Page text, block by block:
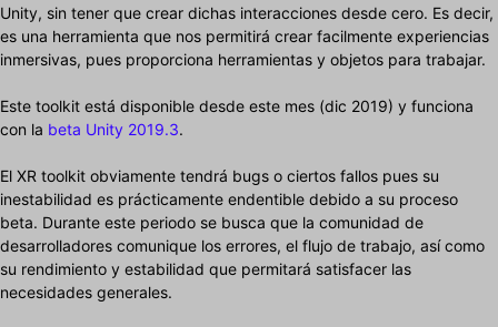
Unity, sin tener que crear dichas interacciones desde cero. Es decir,
es una herramienta que nos permitirá crear facilmente experiencias
inmersivas, pues proporciona herramientas y objetos para trabajar.
Este toolkit está disponible desde este mes (dic 2019) y funciona
con la beta Unity 2019.3.
El XR toolkit obviamente tendrá bugs o ciertos fallos pues su
inestabilidad es prácticamente endentible debido a su proceso
beta. Durante este periodo se busca que la comunidad de
desarrolladores comunique los errores, el flujo de trabajo, así como
su rendimiento y estabilidad que permitará satisfacer las
necesidades generales.